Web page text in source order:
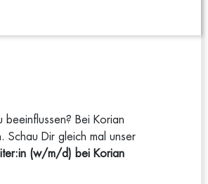
Bei Korian
Schau Dir gleich mal unser
(w/m/d) bei Korian